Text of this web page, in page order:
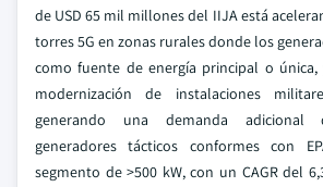
de USD 65 mil millones del IIJA está
torres 5G en zonas rurales donde los
como fuente de energía principal o
modernización de instalaciones
generando una demanda
generadores tácticos conformes con
segmento de >500 kW, con un CAGR del